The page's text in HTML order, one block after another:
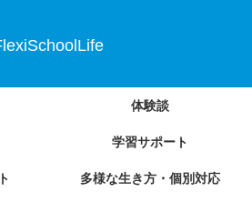
体験談
学習サポート
多様な生き方・個別対応